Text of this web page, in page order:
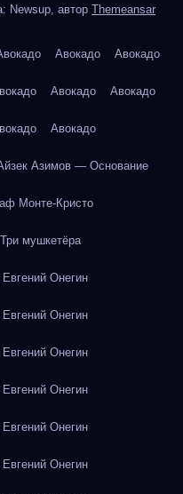
Newsup, автор Themeansar
Авокадо Авокадо
Авокадо Авокадо
Авокадо
Азимов — Основание
Монте-Кристо
мушкетёра
Онегин
Онегин
Онегин
Онегин
Онегин
Онегин